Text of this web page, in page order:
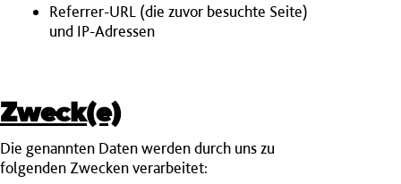
Referrer-URL (die zuvor besuchte Seite)
und IP-Adressen
Zweck(e)
Die genannten Daten werden durch uns zu
folgenden Zwecken verarbeitet: